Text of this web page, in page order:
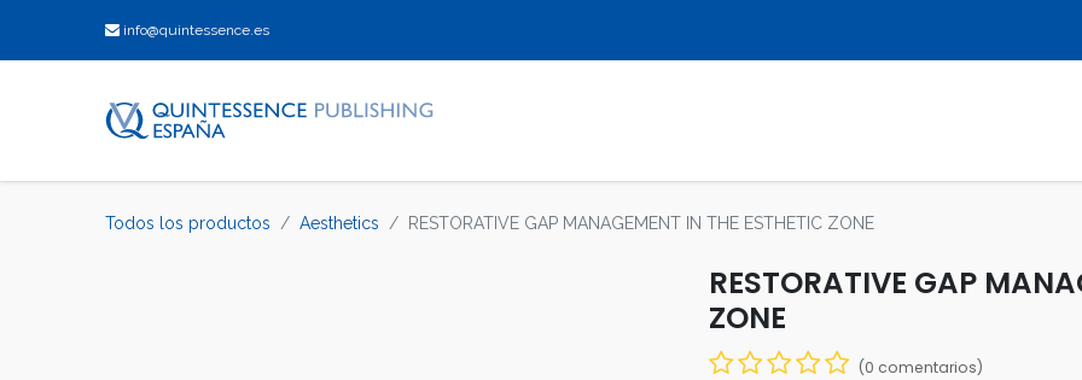
info@quintessence.es
Todos los productos Aesthetics RESTORATIVE GAP MANAGEMENT IN THE ESTHETIC ZONE
RESTORATIVE GAP
ZONE
(0 comentarios)